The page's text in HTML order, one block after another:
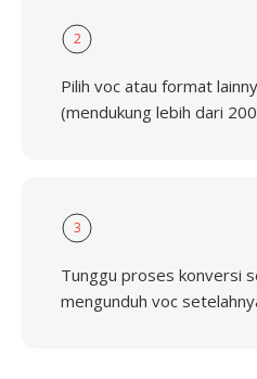
2
Pilih voc atau format
(mendukung lebih dari
3
Tunggu proses konversi
mengunduh voc